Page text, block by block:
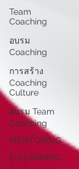
Team
Coaching
อบรม
Coaching
การสร้าง
Coaching
Culture
อบรม Team
Coaching
MENTORING
E-LEARNING